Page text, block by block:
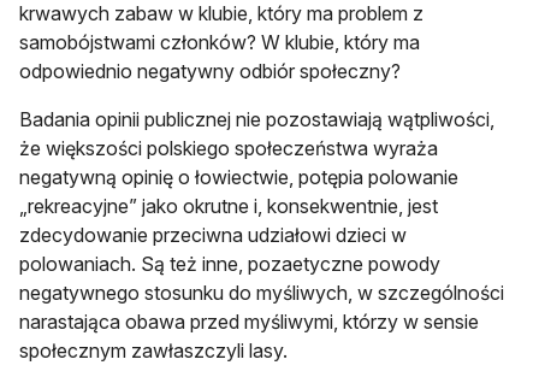
krwawych zabaw w klubie, który ma problem z
samobójstwami członków? W klubie, który ma
odpowiednio negatywny odbiór społeczny?
Badania opinii publicznej nie pozostawiają wątpliwości,
że większości polskiego społeczeństwa wyraża
negatywną opinię o łowiectwie, potępia polowanie
„rekreacyjne” jako okrutne i, konsekwentnie, jest
zdecydowanie przeciwna udziałowi dzieci w
polowaniach. Są też inne, pozaetyczne powody
negatywnego stosunku do myśliwych, w szczególności
narastająca obawa przed myśliwymi, którzy w sensie
społecznym zawłaszczyli lasy.